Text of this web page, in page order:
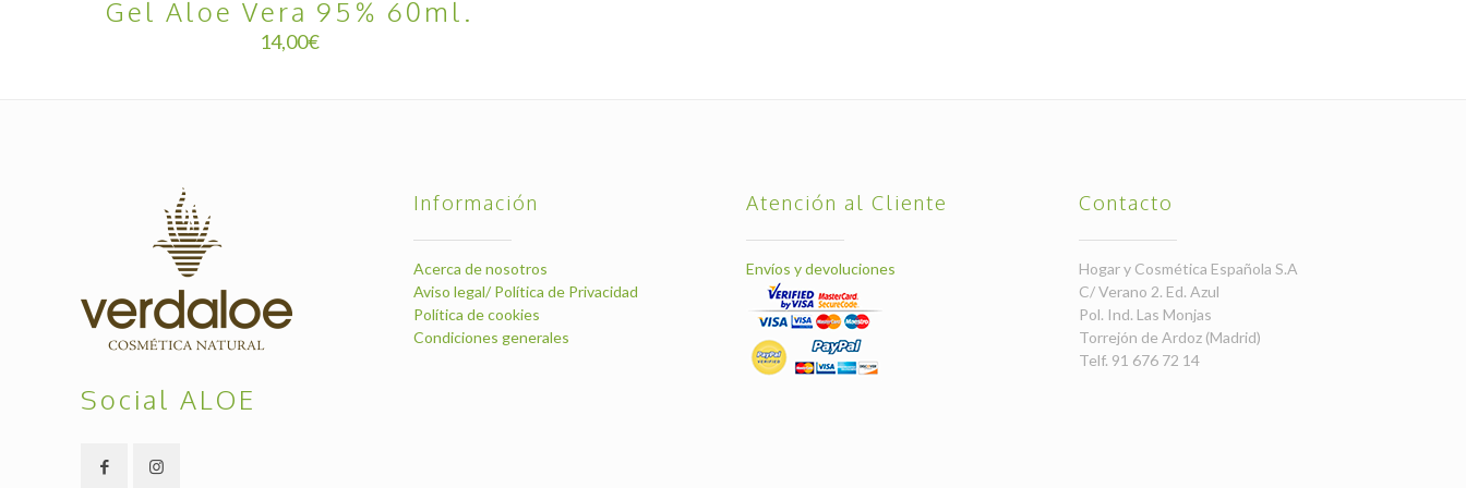
Gel Aloe Vera 95% 60ml.
14,00€
Social ALOE
Información
Acerca de nosotros
Aviso legal/ Política de Privacidad
Política de cookies
Condiciones generales
Atención al Cliente
Envíos y devoluciones
Contacto
Hogar y Cosmética Española S.A
C/ Verano 2. Ed. Azul
Pol. Ind. Las Monjas
Torrejón de Ardoz (Madrid)
Telf. 91 676 72 14